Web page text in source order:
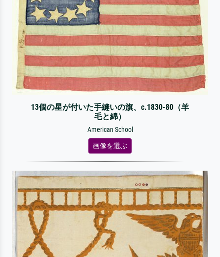
13個の星が付いた手縫いの旗、c.1830-80（羊
毛と綿）
American School
画像を選ぶ